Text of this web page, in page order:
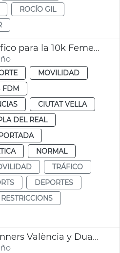
ROCÍO GIL
Dispositivo de tráfico para la 10k Femenina
MOVILIDAD
FDM
CIUTAT VELLA
DEL REAL
NORMAL
TRÁFICO
DEPORTES
RESTRICCIONS
VI Volta a Peu Runners València y Duatlon by Mtri València